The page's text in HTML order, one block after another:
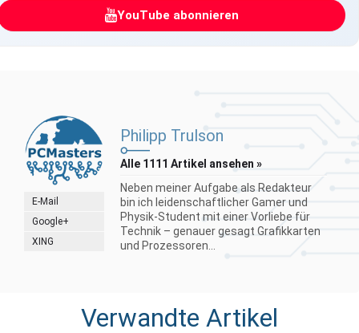
YouTube abonnieren
E-Mail
Google+
XING
Philipp Trulson
Alle 1111 Artikel ansehen »
Neben meiner Aufgabe als Redakteur
bin ich leidenschaftlicher Gamer und
Physik-Student mit einer Vorliebe für
Technik – genauer gesagt Grafikkarten
und Prozessoren...
Verwandte Artikel